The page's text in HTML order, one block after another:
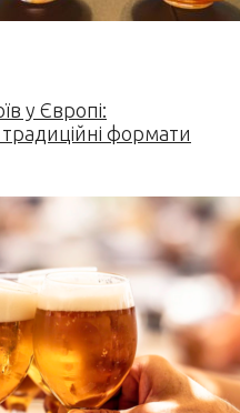
у Європі:
традиційні формати